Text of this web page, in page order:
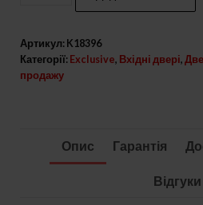
Рим
кількість
Артикул: K18396
Категорії: Exclusive, Вхідні двері,
продажу
Опис Гарантія